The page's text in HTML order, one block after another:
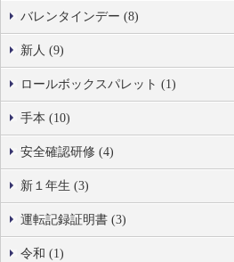
バレンタインデー (8)
新人 (9)
ロールボックスパレット (1)
手本 (10)
安全確認研修 (4)
新１年生 (3)
運転記録証明書 (3)
令和 (1)